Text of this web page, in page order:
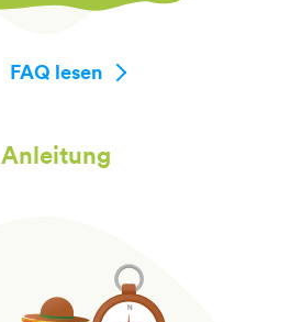
FAQ lesen
Anleitung